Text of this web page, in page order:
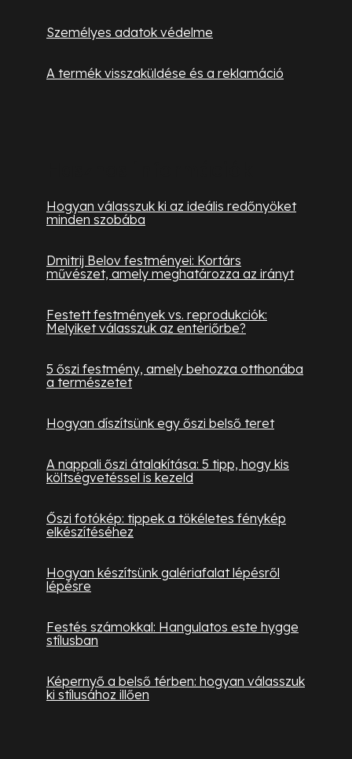
Személyes adatok védelme
A termék visszaküldése és a reklamáció
Hogyan válasszuk ki az ideális redőnyöket
minden szobába
Dmitrij Belov festményei: Kortárs
művészet, amely meghatározza az irányt
Festett festmények vs. reprodukciók:
Melyiket válasszuk az enteriőrbe?
5 őszi festmény, amely behozza otthonába
a természetet
Hogyan díszítsünk egy őszi belső teret
A nappali őszi átalakítása: 5 tipp, hogy kis
költségvetéssel is kezeld
Őszi fotókép: tippek a tökéletes fénykép
elkészítéséhez
Hogyan készítsünk galériafalat lépésről
lépésre
Festés számokkal: Hangulatos este hygge
stílusban
Képernyő a belső térben: hogyan válasszuk
ki stílusához illően